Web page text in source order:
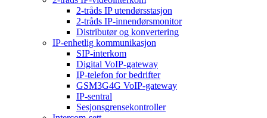
2-tråds IP utendørsstasjon
2-tråds IP-innendørsmonitor
Distributør og konvertering
IP-enhetlig kommunikasjon
SIP-interkom
Digital VoIP-gateway
IP-telefon for bedrifter
GSM3G4G VoIP-gateway
IP-sentral
Sesjonsgrensekontroller